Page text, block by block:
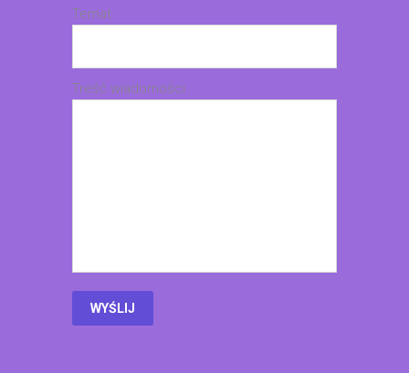
Temat
Treść wiadomości